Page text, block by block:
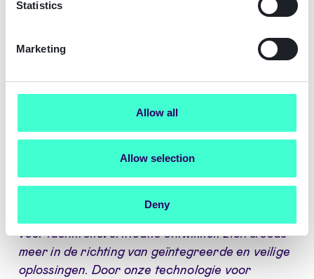
Statistics
Marketing
Allow all
Allow selection
Deny
organisaties in staat om veilige, efficiënte en
voeren.
fundamenten, waardoor een uitstekende
propositie ontstaat, ook in het kader van de
komende European Identity Wallet
medeoprichter en CEO van Inverid. "
voor identiteitsverificatie ontwikkelt zich steeds
meer in de richting van geïntegreerde en veilige
oplossingen. Door onze technologie voor